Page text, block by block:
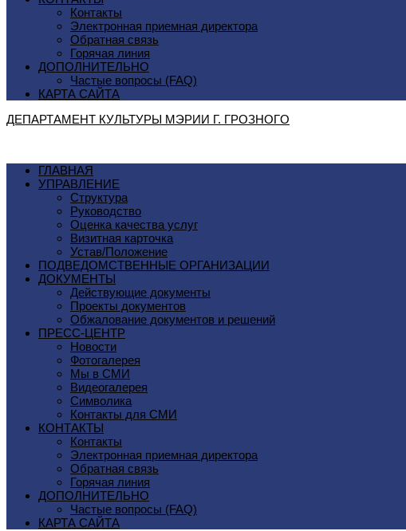
Контакты
Электронная приемная директора
Обратная связь
Горячая линия
ДОПОЛНИТЕЛЬНО
Частые вопросы (FAQ)
КАРТА САЙТА
ДЕПАРТАМЕНТ КУЛЬТУРЫ МЭРИИ Г. ГРОЗНОГO
ГЛАВНАЯ
УПРАВЛЕНИЕ
Структура
Руководство
Оценка качества услуг
Визитная карточка
Устав/Положение
ПОДВЕДОМСТВЕННЫЕ ОРГАНИЗАЦИИ
ДОКУМЕНТЫ
Действующие документы
Проекты документов
Обжалование документов и решений
ПРЕСС-ЦЕНТР
Новости
Фотогалерея
Мы в СМИ
Видеогалерея
Символика
Контакты для СМИ
КОНТАКТЫ
Контакты
Электронная приемная директора
Обратная связь
Горячая линия
ДОПОЛНИТЕЛЬНО
Частые вопросы (FAQ)
КАРТА САЙТА